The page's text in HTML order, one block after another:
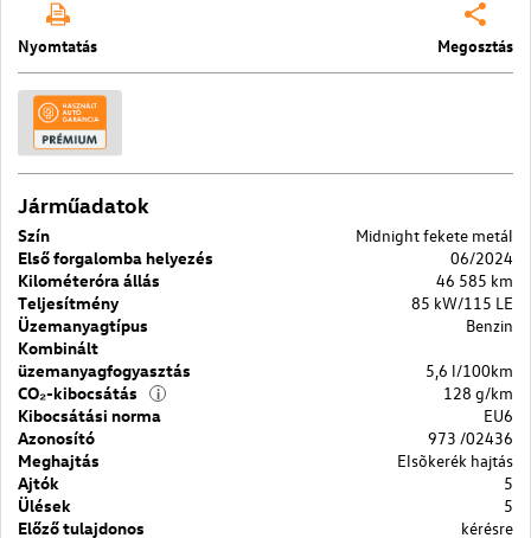
Nyomtatás Megosztás
Járműadatok
Szín
Midnight fekete metál
Első forgalomba helyezés
06/2024
Kilométeróra állás
46 585 km
Teljesítmény
85 kW/115 LE
Üzemanyagtípus
Benzin
Kombinált
üzemanyagfogyasztás
5,6 l/100km
CO₂-kibocsátás
i
128 g/km
Kibocsátási norma
EU6
Azonosító
973 /02436
Meghajtás
Elsõkerék hajtás
Ajtók
5
Ülések
5
Előző tulajdonos
kérésre